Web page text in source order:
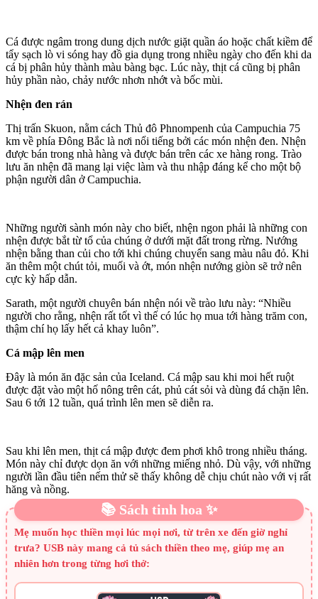
Cá được ngâm trong dung dịch nước giặt quần áo hoặc chất kiềm để
tẩy sạch lò vi sóng hay đồ gia dụng trong nhiều ngày cho đến khi da
cá bị phân hủy thành màu bàng bạc. Lúc này, thịt cá cũng bị phân
hủy phần nào, chảy nước nhơn nhớt và bốc mùi.
Nhện đen rán
Thị trấn Skuon, nằm cách Thủ đô Phnompenh của Campuchia 75
km về phía Đông Bắc là nơi nổi tiếng bởi các món nhện đen. Nhện
được bán trong nhà hàng và được bán trên các xe hàng rong. Trào
lưu ăn nhện đã mang lại việc làm và thu nhập đáng kể cho một bộ
phận người dân ở Campuchia.
Những người sành món này cho biết, nhện ngon phải là những con
nhện được bắt từ tổ của chúng ở dưới mặt đất trong rừng. Nướng
nhện bằng than củi cho tới khi chúng chuyển sang màu nâu đỏ. Khi
ăn thêm một chút tỏi, muối và ớt, món nhện nướng giòn sẽ trở nên
cực kỳ hấp dẫn.
Sarath, một người chuyên bán nhện nói về trào lưu này: “Nhiều
người cho rằng, nhện rất tốt vì thế có lúc họ mua tới hàng trăm con,
thậm chí họ lấy hết cả khay luôn”.
Cá mập lên men
Đây là món ăn đặc sản của Iceland. Cá mập sau khi moi hết ruột
được đặt vào một hố nông trên cát, phủ cát sỏi và dùng đá chặn lên.
Sau 6 tới 12 tuần, quá trình lên men sẽ diễn ra.
Sau khi lên men, thịt cá mập được đem phơi khô trong nhiều tháng.
Món này chỉ được dọn ăn với những miếng nhỏ. Dù vậy, với những
người lần đầu tiên nếm thử sẽ thấy không dễ chịu chút nào với vị rất
hăng và nồng.
📚 Sách tinh hoa ✨
Mẹ muốn học thiền mọi lúc mọi nơi, từ trên xe đến giờ nghỉ
trưa? USB này mang cả tủ sách thiền theo mẹ, giúp mẹ an
nhiên hơn trong từng hơi thở: